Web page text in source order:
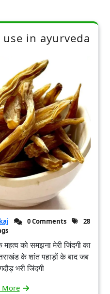
use in ayurveda
0 Comments
28
को समझना मेरी जिंदगी का
के शांत पहाड़ों के बाद जब
भरी जिंदगी
More